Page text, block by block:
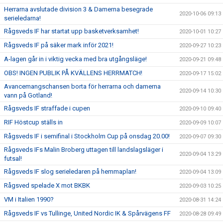
Herrarna avslutade division 3 & Damerna besegrade
serieledarna!
2020-10-06 09:13
Rågsveds IF har startat upp basketverksamhet! 2020-10-01 10:27
Rågsveds IF på säker mark inför 2021! 2020-09-27 10:23
A-lagen går in i viktig vecka med bra utgångsläge! 2020-09-21 09:48
OBS! INGEN PUBLIK PÅ KVÄLLENS HERRMATCH! 2020-09-17 15:02
Avancemangschansen borta för herrarna och damerna
vann på Gotland!
2020-09-14 10:30
Rågsveds IF straffade i cupen 2020-09-10 09:40
RIF Höstcup ställs in 2020-09-09 10:07
Rågsveds IF i semifinal i Stockholm Cup på onsdag 20.00! 2020-09-07 09:30
Rågsveds IFs Malin Broberg uttagen till landslagsläger i
futsal!
2020-09-04 13:29
Rågsveds IF slog serieledaren på hemmaplan! 2020-09-04 13:09
Rågsved spelade X mot BKBK 2020-09-03 10:25
VM i Italien 1990? 2020-08-31 14:24
Rågsveds IF vs Tullinge, United Nordic IK & Spårvägens FF 2020-08-28 09:49